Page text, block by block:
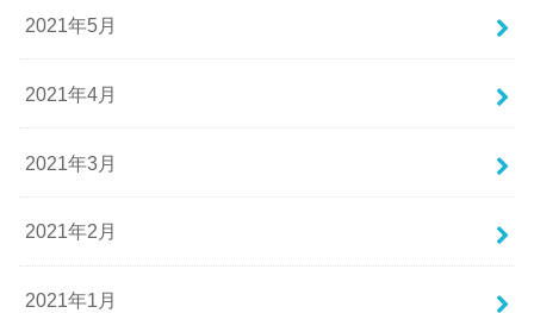
2021年5月
2021年4月
2021年3月
2021年2月
2021年1月